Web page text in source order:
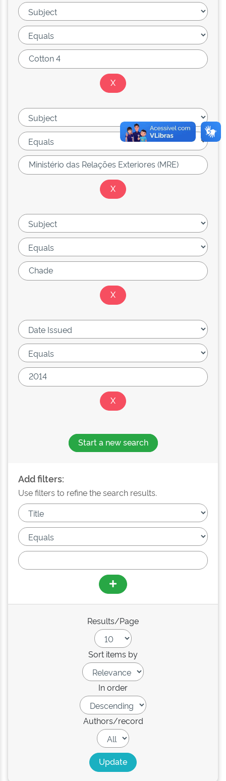
Start a new search
Add filters:
Use filters to refine the search results.
Results/Page
Sort items by
In order
Authors/record